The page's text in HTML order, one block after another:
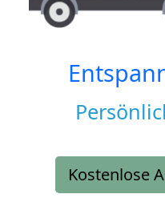
Kostenlose